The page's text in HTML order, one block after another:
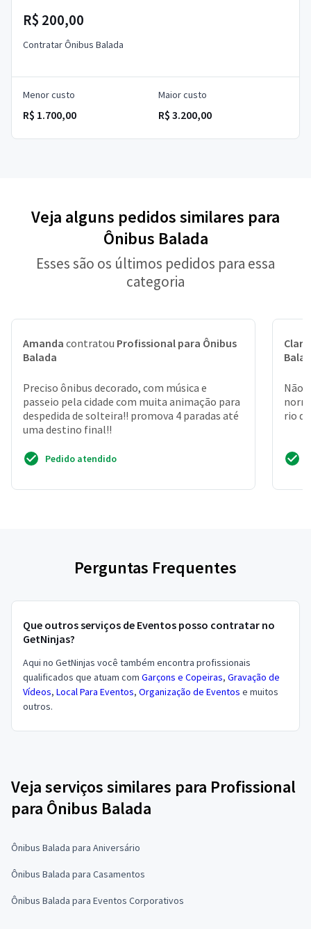
R$ 200,00
Contratar Ônibus Balada
Menor custo
R$ 1.700,00
Maior custo
R$ 3.200,00
Veja alguns pedidos similares para
Ônibus Balada
Esses são os últimos pedidos para essa
categoria
Amanda contratou Profissional para Ônibus
Balada
Preciso ônibus decorado, com música e
passeio pela cidade com muita animação para
despedida de solteira!! promova 4 paradas até
uma destino final!!
Pedido atendido
Clara
Não
rio
Perguntas Frequentes
Que outros serviços de Eventos posso contratar no
GetNinjas?
Aqui no GetNinjas você também encontra profissionais
qualificados que atuam com Garçons e Copeiras, Gravação de
Vídeos, Local Para Eventos, Organização de Eventos e muitos
outros.
Veja serviços similares para Profissional
para Ônibus Balada
Ônibus Balada para Aniversário
Ônibus Balada para Casamentos
Ônibus Balada para Eventos Corporativos